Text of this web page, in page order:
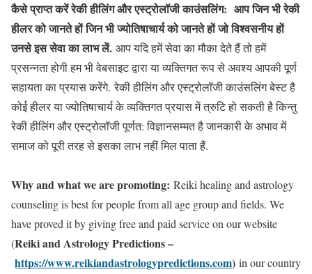
कैसे प्राप्त करें रेकी हीलिंग और एस्ट्रोलॉजी काउंसलिंग: आप जिन भी रेकी
हीलर को जानते हों जिन भी ज्योतिषाचार्य को जानते हों जो विश्वसनीय हों
उनसे इस सेवा का लाभ लें. आप यदि हमें सेवा का मौका देते हैं तो हमें
प्रसन्नता होगी हम भी वेबसाइट द्वारा या व्यक्तिगत रूप से अवश्य आपकी पूर्ण
सहायता का प्रयास करेंगे. रेकी हीलिंग और एस्ट्रोलॉजी काउंसलिंग बेस्ट है
कोई हीलर या ज्योतिषाचार्य के व्यक्तिगत प्रयास में त्रुटि हो सकती है किन्तु
रेकी हीलिंग और एस्ट्रोलॉजी पूर्णत: विज्ञानसम्मत है जानकारी के अभाव में
समाज को पूरी तरह से इसका लाभ नहीं मिल पाता हैं.
Why and what we are promoting: Reiki healing and astrology
counseling is best for people from all age group and fields. We
have proved it by giving free and paid service on our website
(Reiki and Astrology Predictions –
https://www.reikiandastrologypredictions.com) in our country